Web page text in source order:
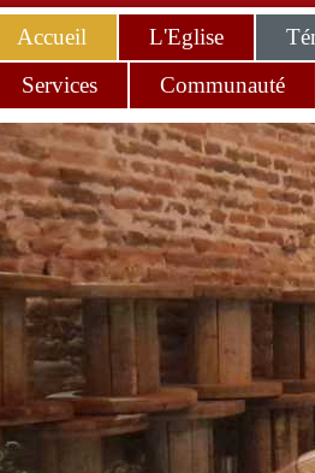
Accueil L'Eglise
Services
Communauté